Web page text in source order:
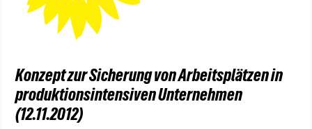
Konzept zur Sicherung von Arbeitsplätzen in
produktionsintensiven Unternehmen
(12.11.2012)